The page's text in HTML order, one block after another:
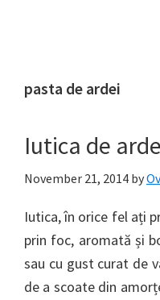
pasta de ardei
Iutica de
November 21, 2014 by
Iutica, în orice fel ați
prin foc, aromată și
sau cu gust curat de
de a scoate din